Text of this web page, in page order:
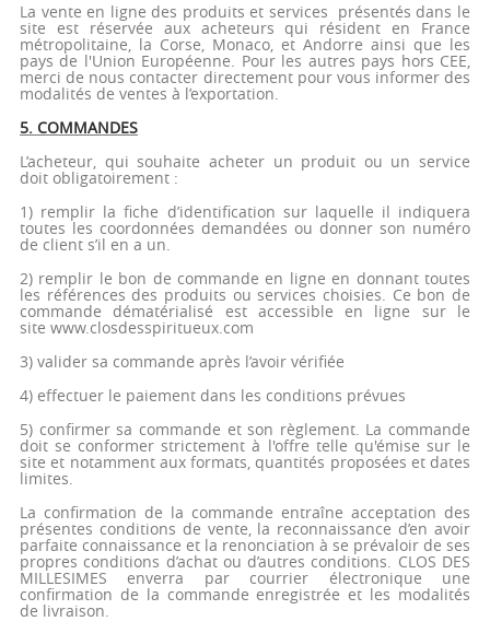
La vente en ligne des produits et services présentés dans le
site est réservée aux acheteurs qui résident en France
métropolitaine, la Corse, Monaco, et Andorre ainsi que les
pays de l'Union Européenne. Pour les autres pays hors CEE,
merci de nous contacter directement pour vous informer des
modalités de ventes à l’exportation.
5. COMMANDES
L’acheteur, qui souhaite acheter un produit ou un service
doit obligatoirement :
1) remplir la fiche d’identification sur laquelle il indiquera
toutes les coordonnées demandées ou donner son numéro
de client s’il en a un.
2) remplir le bon de commande en ligne en donnant toutes
les références des produits ou services choisies. Ce bon de
commande dématérialisé est accessible en ligne sur le
site www.closdesspiritueux.com
3) valider sa commande après l’avoir vérifiée
4) effectuer le paiement dans les conditions prévues
5) confirmer sa commande et son règlement. La commande
doit se conformer strictement à l'offre telle qu'émise sur le
site et notamment aux formats, quantités proposées et dates
limites.
La confirmation de la commande entraîne acceptation des
présentes conditions de vente, la reconnaissance d’en avoir
parfaite connaissance et la renonciation à se prévaloir de ses
propres conditions d’achat ou d’autres conditions. CLOS DES
MILLESIMES enverra par courrier électronique une
confirmation de la commande enregistrée et les modalités
de livraison.